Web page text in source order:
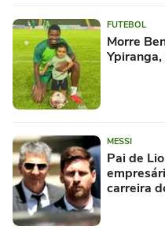
FUTEBOL
Morre
MESSI
Pai de
carreira